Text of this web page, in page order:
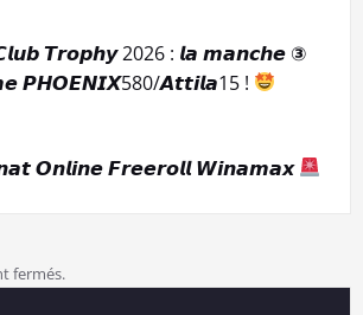
𝙏𝙧𝙤𝙥𝙝𝙮 2026 : 𝙡𝙖 𝙢𝙖𝙣𝙘𝙝𝙚 ③
𝙋𝙃𝙊𝙀𝙉𝙄𝙓580/𝘼𝙩𝙩𝙞𝙡𝙖15 !
𝙊𝙣𝙡𝙞𝙣𝙚 𝙁𝙧𝙚𝙚𝙧𝙤𝙡𝙡 𝙒𝙞𝙣𝙖𝙢𝙖𝙭
fermés.